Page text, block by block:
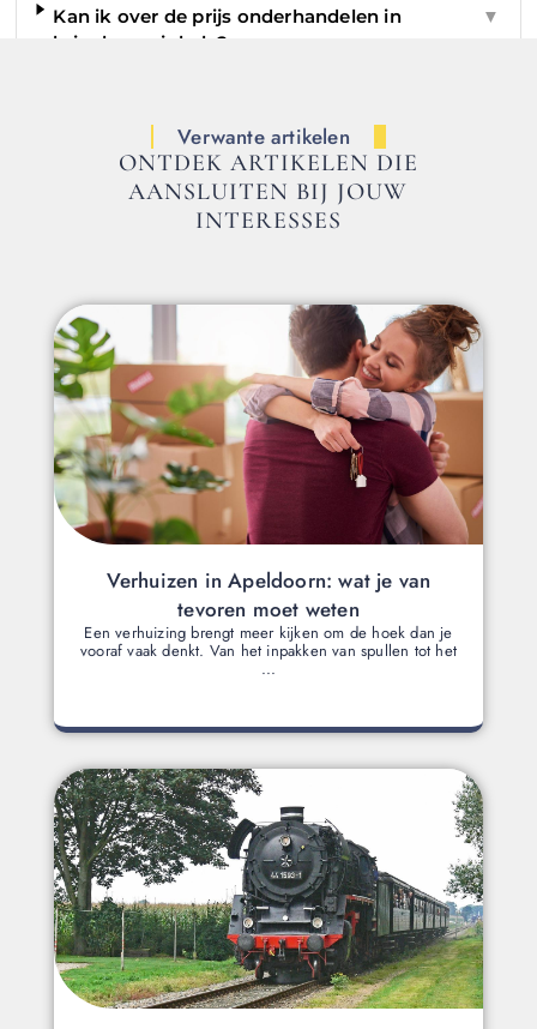
Kan ik over de prijs onderhandelen in
kringloopwinkels?
▼
Verwante artikelen
ONTDEK ARTIKELEN DIE
AANSLUITEN BIJ JOUW
INTERESSES
Verhuizen in Apeldoorn: wat je van
tevoren moet weten
Een verhuizing brengt meer kijken om de hoek dan je
vooraf vaak denkt. Van het inpakken van spullen tot het
...